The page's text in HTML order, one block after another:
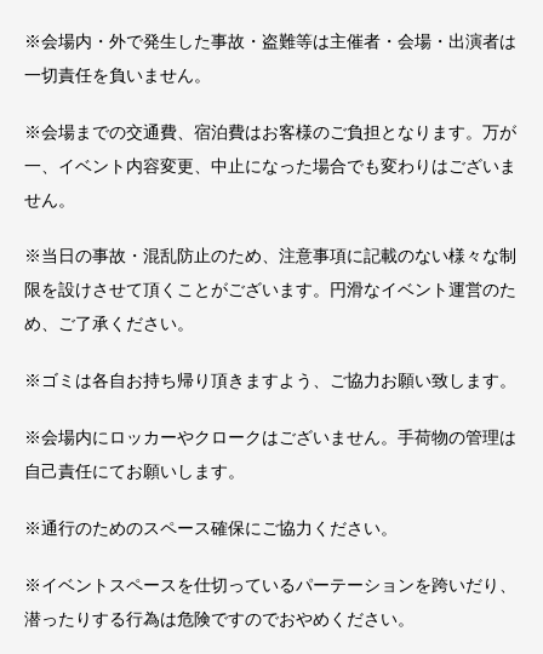
※会場内・外で発生した事故・盗難等は主催者・会場・出演者は
一切責任を負いません。
※会場までの交通費、宿泊費はお客様のご負担となります。万が
一、イベント内容変更、中止になった場合でも変わりはございま
せん。
※当日の事故・混乱防止のため、注意事項に記載のない様々な制
限を設けさせて頂くことがございます。円滑なイベント運営のた
め、ご了承ください。
※ゴミは各自お持ち帰り頂きますよう、ご協力お願い致します。
※会場内にロッカーやクロークはございません。手荷物の管理は
自己責任にてお願いします。
※通行のためのスペース確保にご協力ください。
※イベントスペースを仕切っているパーテーションを跨いだり、
潜ったりする行為は危険ですのでおやめください。